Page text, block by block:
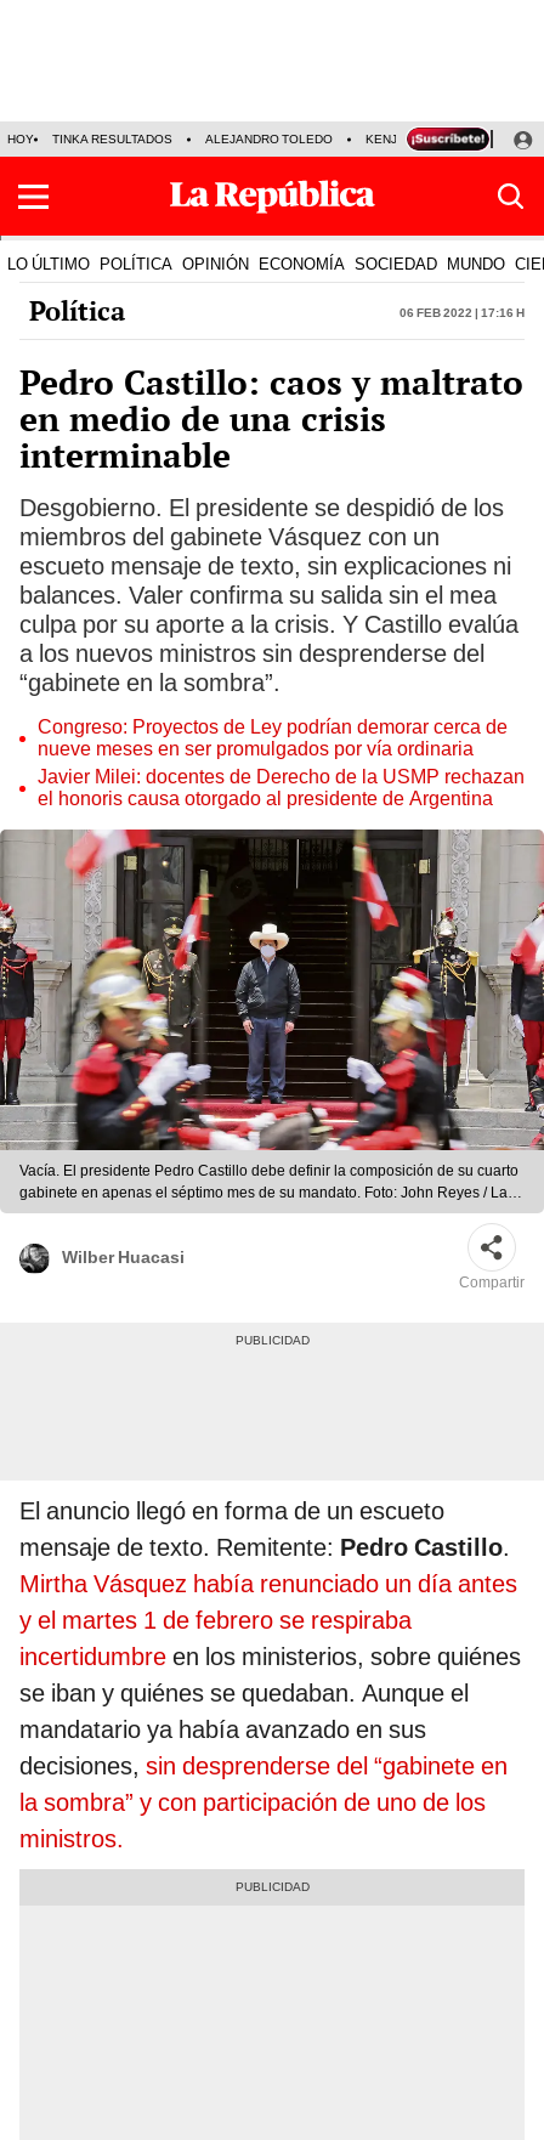
HOY TINKA RESULTADOS ALEJANDRO TOLEDO KENJI FUJIMORI
LO ÚLTIMO POLÍTICA OPINIÓN ECONOMÍA SOCIEDAD MUNDO
Política 06 Feb 2022 | 17:16 h
Pedro Castillo: caos y maltrato
en medio de una crisis
interminable
Desgobierno. El presidente se despidió de los
miembros del gabinete Vásquez con un
escueto mensaje de texto, sin explicaciones ni
balances. Valer confirma su salida sin el mea
culpa por su aporte a la crisis. Y Castillo evalúa
a los nuevos ministros sin desprenderse del
“gabinete en la sombra”.
Congreso: Proyectos de Ley podrían demorar cerca de
nueve meses en ser promulgados por vía ordinaria
Javier Milei: docentes de Derecho de la USMP rechazan
el honoris causa otorgado al presidente de Argentina
Vacía. El presidente Pedro Castillo debe definir la composición de su cuarto
gabinete en apenas el séptimo mes de su mandato. Foto: John Reyes / La
República
Wilber Huacasi
Compartir
El anuncio llegó en forma de un escueto
mensaje de texto. Remitente: Pedro Castillo.
Mirtha Vásquez había renunciado un día antes
y el martes 1 de febrero se respiraba
incertidumbre en los ministerios, sobre quiénes
se iban y quiénes se quedaban. Aunque el
mandatario ya había avanzado en sus
decisiones, sin desprenderse del “gabinete en
la sombra” y con participación de uno de los
ministros.